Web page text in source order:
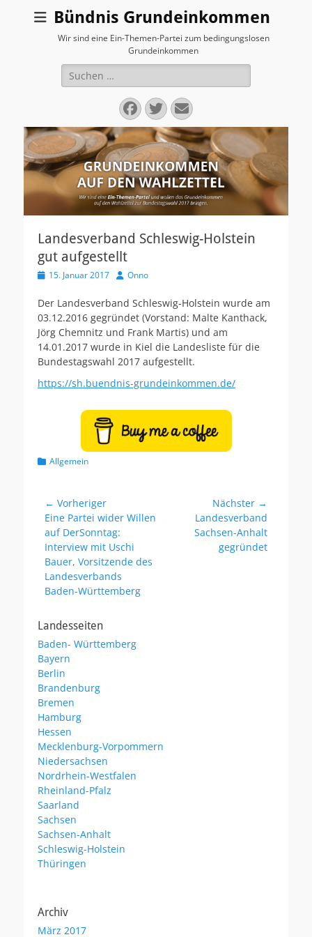
Bündnis Grundeinkommen
Wir sind eine Ein-Themen-Partei zum bedingungslosen
Grundeinkommen
Suchen
nach:
Facebook
Twitter
E-
Mail
Landesverband Schleswig-Holstein
gut aufgestellt
V
r
ö
f
f
e
n
l
m
15. Januar 2017 A
t
r
Onno
Der Landesverband Schleswig-Holstein wurde am
03.12.2016 gegründet (Vorstand: Malte Kanthack,
Jörg Chemnitz und Frank Martis) und am
14.01.2017 wurde in Kiel die Landesliste für die
Bundestagswahl 2017 aufgestellt.
https://sh.buendnis-grundeinkommen.de/
K Allgemein
Beitragsnavigation
← Vorheriger
Vorheriger
Beitrag:
Eine Partei wider Willen
auf DerSonntag:
Interview mit Uschi
Bauer, Vorsitzende des
Landesverbands
Baden-Württemberg
Nächster →
NächsterLandesverband
Sachsen-Anhalt
gegründet
Landesseiten
Baden- Württemberg
Bayern
Berlin
Brandenburg
Bremen
Hamburg
Hessen
Mecklenburg-Vorpommern
Niedersachsen
Nordrhein-Westfalen
Rheinland-Pfalz
Saarland
Sachsen
Sachsen-Anhalt
Schleswig-Holstein
Thüringen
Archiv
März 2017